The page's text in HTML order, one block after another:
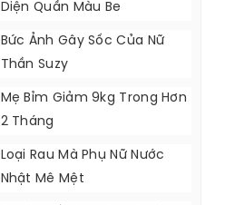
Diện Quần Màu Be
Bức Ảnh Gây Sốc Của Nữ
Thần Suzy
Mẹ Bỉm Giảm 9kg Trong Hơn
2 Tháng
Loại Rau Mà Phụ Nữ Nước
Nhật Mê Mệt